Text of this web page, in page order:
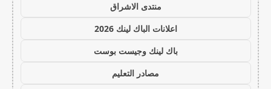
منتدى الاشراق
اعلانات الباك لينك 2026
باك لينك وجيست بوست
مصادر التعليم